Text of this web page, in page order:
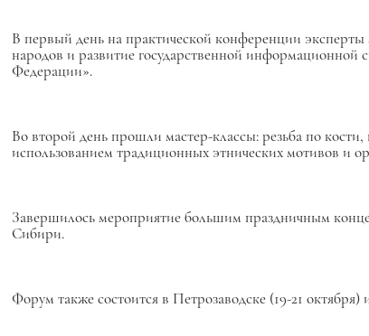
В первый день на практической конференции
народов и развитие государственной информационной
Федерации».
Во второй день прошли мастер-классы: резьба по
использованием традиционных этнических мотивов и
Завершилось мероприятие большим праздничным
Сибири.
Форум также состоится в Петрозаводске (19-21